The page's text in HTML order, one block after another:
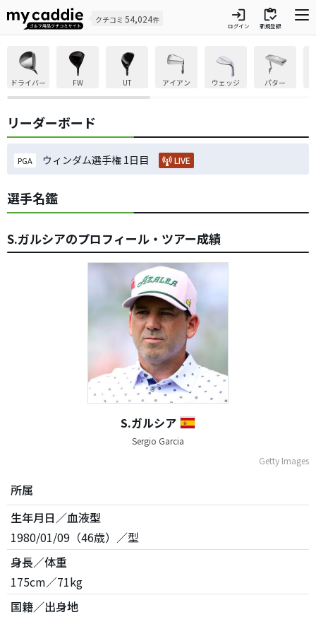
クチコミ 54,024件 login
ログイン
inventory
新規登録
ドライバー FW UT アイアン ウェッジ パター
リーダーボード
PGA ウィンダム選手権 1日目 LIVE
選手名鑑
S.ガルシアのプロフィール・ツアー成績
S.ガルシア
Sergio Garcia
Getty Images
所属
生年月日／血液型
1980/01/09（46歳）／型
身長／体重
175cm／71kg
国籍／出身地